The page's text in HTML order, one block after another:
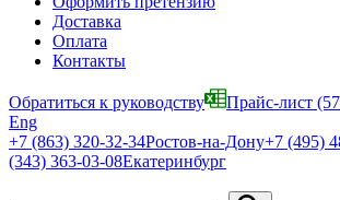
Доставка
Оплата
Контакты
Обратиться к руководству Прайс-лист
Eng
+7 (863) 320-32-34Ростов-на-Дону+7 (495)
(343) 363-03-08Екатеринбург